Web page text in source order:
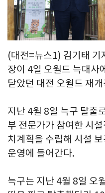
(대전=뉴스1) 김기태 기
장이 4일 오월드 늑대사
닫았던 대전 오월드 재
지난 4월 8일 늑구 탈출
부 전문가가 참여한 시
치계획을 수립해 시설
운영에 들어간다.
늑구는 지난 4월 8일 오